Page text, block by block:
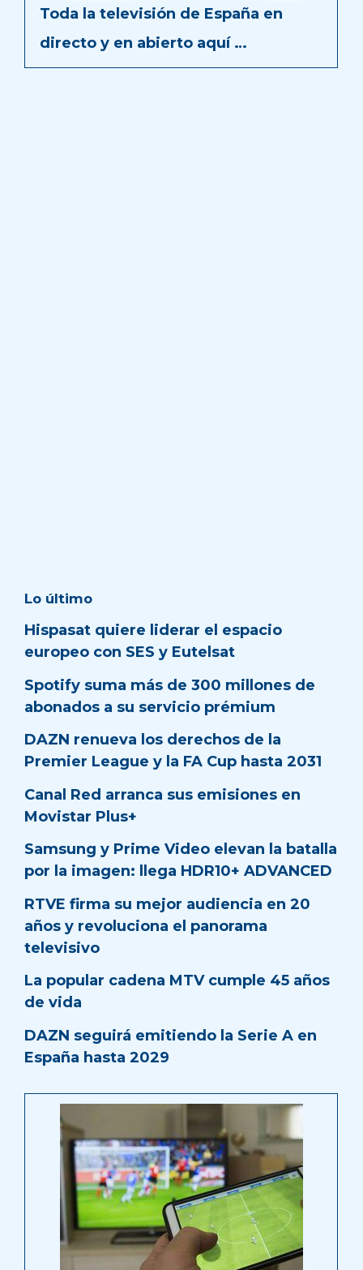
Toda la televisión de España en
directo y en abierto aquí …
Lo último
Hispasat quiere liderar el espacio
europeo con SES y Eutelsat
Spotify suma más de 300 millones de
abonados a su servicio prémium
DAZN renueva los derechos de la
Premier League y la FA Cup hasta 2031
Canal Red arranca sus emisiones en
Movistar Plus+
Samsung y Prime Video elevan la batalla
por la imagen: llega HDR10+ ADVANCED
RTVE firma su mejor audiencia en 20
años y revoluciona el panorama
televisivo
La popular cadena MTV cumple 45 años
de vida
DAZN seguirá emitiendo la Serie A en
España hasta 2029